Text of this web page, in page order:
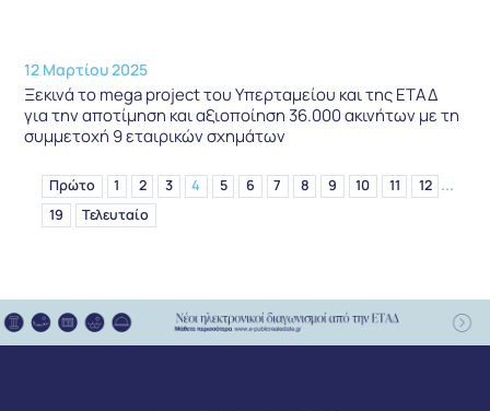
12 Μαρτίου 2025
Ξεκινά το mega project του Υπερταμείου και της ΕΤΑΔ
για την αποτίμηση και αξιοποίηση 36.000 ακινήτων με τη
συμμετοχή 9 εταιρικών σχημάτων
Πρώτο 1 2 3 4 5 6 7 8 9 10 11 12 ...
19 Τελευταίο